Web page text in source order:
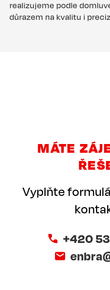
realizujeme podle
důrazem na kvalitu i
MÁTE
Vyplňte
+420